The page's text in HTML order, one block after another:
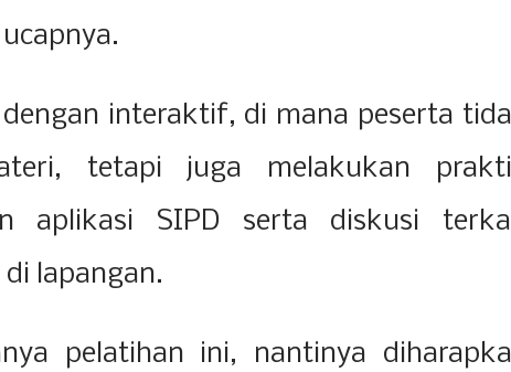
interaktif, di mana peserta
tetapi juga melakukan
aplikasi SIPD serta diskusi
lapangan.
pelatihan ini, nantinya